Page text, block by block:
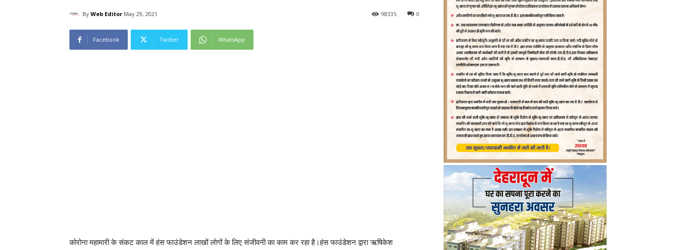
By Web Editor May 29, 2021 0
98335
Facebook Twitter WhatsApp
कोरोना महामारी के संकट काल में हंस फाउंडेशन लाखों लोगों के लिए संजीवनी का काम कर रहा है।हंस फाउंडेशन द्वारा ऋषिकेश